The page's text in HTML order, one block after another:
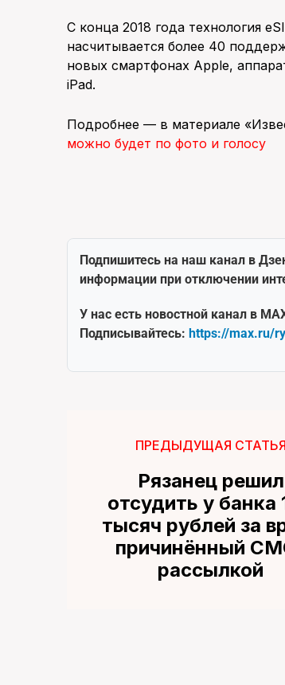
С конца 2018 года технология
насчитывается более 40
новых смартфонах Apple,
iPad.
Подробнее — в материале
можно будет по фото и голосу
Подпишитесь на наш канал в
информации при отключении
У нас есть новостной канал в
Подписывайтесь: https://max.ru/
ПРЕДЫДУЩАЯ СТАТЬЯ
Рязанец решил
отсудить у банка
тысяч рублей за
причинённый
рассылкой